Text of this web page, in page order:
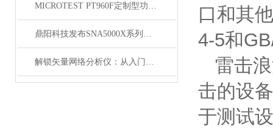
MICROTEST PT960F定制型功能自动测试系统
鼎阳科技发布SNA5000X系列矢量网络分析仪
解锁矢量网络分析仪：从入门到熟练，这份操作指南请收好
口和其
4-5和
雷击
击的设
于测试